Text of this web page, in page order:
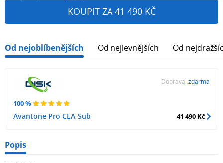
KOUPIT ZA 41 490 KČ
Od nejoblíbenějších Od nejlevnějších Od
100 %
Avantone Pro CLA-Sub
Doprava: zdarma
41 490 Kč
Popis